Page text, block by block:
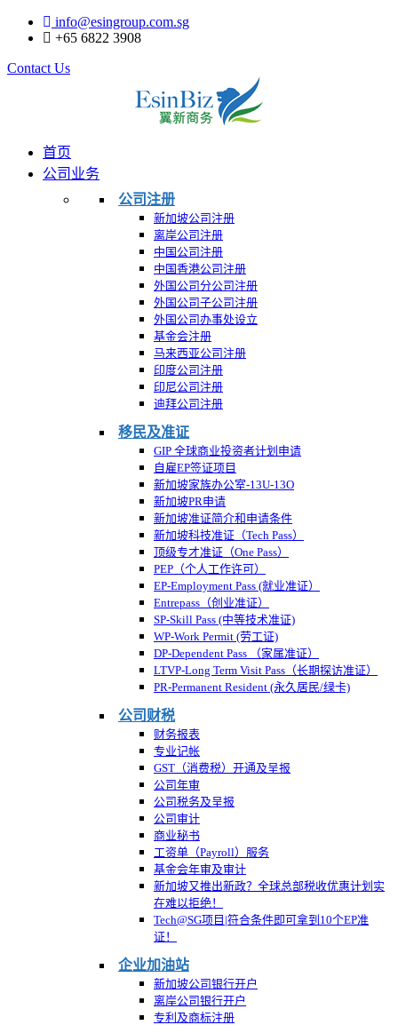
info@esingroup.com.sg
+65 6822 3908
Contact Us
首页
公司业务
公司注册
新加坡公司注册
离岸公司注册
中国公司注册
中国香港公司注册
外国公司分公司注册
外国公司子公司注册
外国公司办事处设立
基金会注册
马来西亚公司注册
印度公司注册
印尼公司注册
迪拜公司注册
移民及准证
GIP 全球商业投资者计划申请
自雇EP签证项目
新加坡家族办公室-13U-13O
新加坡PR申请
新加坡准证简介和申请条件
新加坡科技准证（Tech Pass）
顶级专才准证（One Pass）
PEP（个人工作许可）
EP-Employment Pass (就业准证）
Entrepass（创业准证）
SP-Skill Pass (中等技术准证)
WP-Work Permit (劳工证)
DP-Dependent Pass （家属准证）
LTVP-Long Term Visit Pass（长期探访准证）
PR-Permanent Resident (永久居民/绿卡)
公司财税
财务报表
专业记帐
GST（消费税）开通及呈报
公司年审
公司税务及呈报
公司审计
商业秘书
工资单（Payroll）服务
基金会年审及审计
新加坡又推出新政？全球总部税收优惠计划实
在难以拒绝！
Tech@SG项目|符合条件即可拿到10个EP准
证！
企业加油站
新加坡公司银行开户
离岸公司银行开户
专利及商标注册